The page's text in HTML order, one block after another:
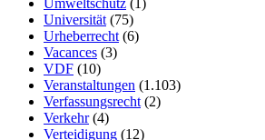
Umweltschutz (1)
Universität (75)
Urheberrecht (6)
Vacances (3)
VDF (10)
Veranstaltungen (1.103)
Verfassungsrecht (2)
Verkehr(4)
Verteidigung (12)